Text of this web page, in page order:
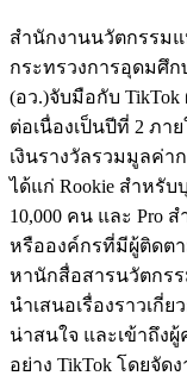
สำนักงานนวัตกรรม
กระทรวงการอุดมศึ
(อว.)จับมือกับ TikTok
ต่อเนื่องเป็นปีที่ 2 ภา
เงินรางวัลรวมมูลค่า
ได้แก่ Rookie สำหรับ
10,000 คน และ Pro ส
หรือองค์กรที่มีผู้ติดตา
หานักสื่อสารนวัตกรร
นำเสนอเรื่องราวเกี่
น่าสนใจ และเข้าถึง
อย่าง TikTok โดยจัด